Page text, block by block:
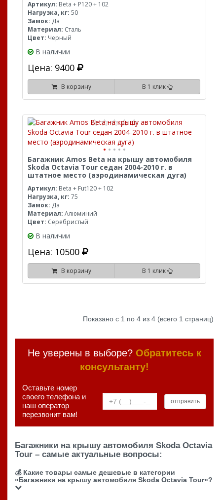
Артикул: Beta + P120 + 102
Нагрузка, кг: 50
Замок: Да
Материал: Сталь
Цвет: Черный
В наличии
Цена: 9400
В корзину В 1 клик
Багажник Amos Beta на крышу автомобиля
Skoda Octavia Tour седан 2004-2010 г. в
штатное место (аэродинамическая дуга)
Артикул: Beta + Fut120 + 102
Нагрузка, кг: 75
Замок: Да
Материал: Алюминий
Цвет: Серебристый
В наличии
Цена: 10500
В корзину В 1 клик
Показано с 1 по 4 из 4 (всего 1 страниц)
Не уверены в выборе? Обратитесь к
консультанту!
Оставьте номер
своего телефона и
наш оператор
перезвонит вам!
Багажники на крышу автомобиля Skoda Octavia
Tour – самые актуальные вопросы:
💰 Какие товары самые дешевые в категории
«Багажники на крышу автомобиля Skoda Octavia Tour»?